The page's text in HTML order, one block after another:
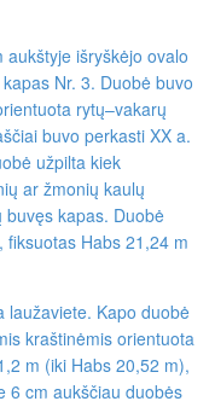
išryškėjo ovalo
Nr. 3. Duobė buvo
rytų–vakarų
buvo perkasti XX a.
užpilta kiek
ar žmonių kaulų
kapas. Duobė
Habs 21,24 m
laužaviete. Kapo duobė
kraštinėmis orientuota
m (iki Habs 20,52 m),
6 cm aukščiau duobės